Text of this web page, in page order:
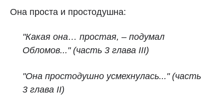
Она проста и простодушна:
"Какая она… простая, – подумал
Обломов..." (часть 3 глава III)
"Она простодушно усмехнулась..." (часть
3 глава II)